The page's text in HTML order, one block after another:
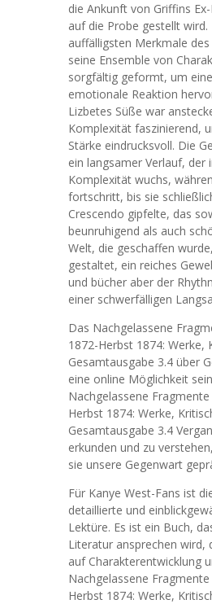
die Ankunft von Griffins
auf die Probe gestellt wird.
auffälligsten Merkmale
seine Ensemble von
sorgfältig geformt, um
emotionale Reaktion
Lizbetes Süße war
Komplexität faszinierend,
Stärke eindrucksvoll. Die
ein langsamer Verlauf, der
Komplexität wuchs,
fortschritt, bis sie
Crescendo gipfelte, das
beunruhigend als auch
Welt, die geschaffen
gestaltet, ein reiches
und bücher aber der
einer schwerfälligen
Das Nachgelassene
1872-Herbst 1874: Werke,
Gesamtausgabe 3.4 über
eine online Möglichkeit
Nachgelassene
Herbst 1874: Werke,
Gesamtausgabe 3.4
erkunden und zu
sie unsere Gegenwart
Für Kanye West-Fans ist
detaillierte und
Lektüre. Es ist ein Buch,
Literatur ansprechen wird,
auf Charakterentwicklung
Nachgelassene
Herbst 1874: Werke,